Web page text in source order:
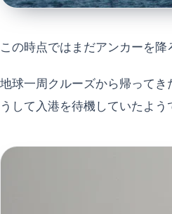
この時点ではまだアンカーを降
地球一周クルーズから帰ってき
うして入港を待機していたよう